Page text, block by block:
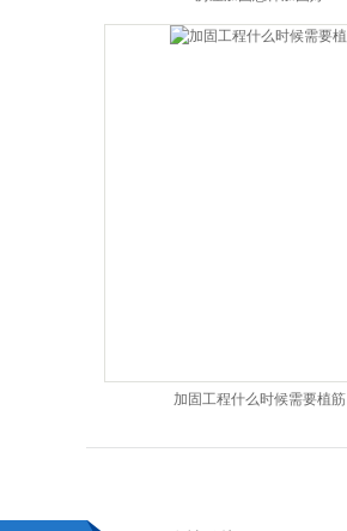
加固工程什么时候需要植筋